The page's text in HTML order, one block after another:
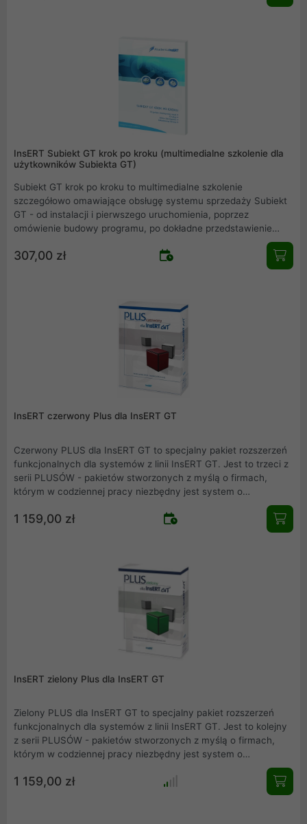
InsERT Subiekt GT krok po kroku (multimedialne szkolenie dla
użytkowników Subiekta GT)
Subiekt GT krok po kroku to multimedialne szkolenie
szczegółowo omawiające obsługę systemu sprzedaży Subiekt
GT - od instalacji i pierwszego uruchomienia, poprzez
omówienie budowy programu, po dokładne przedstawienie
kartotek, rozliczenia z kontrahentami, ustawienia wydruków
czy współpraca z urządzeniami zewnętrznymi (kasy i drukarki
wysyłać dane do oddziałów i do biura rachunkowego.
307,00 zł
InsERT czerwony Plus dla InsERT GT
Czerwony PLUS dla InsERT GT to specjalny pakiet rozszerzeń
funkcjonalnych dla systemów z linii InsERT GT. Jest to trzeci z
serii PLUSÓW - pakietów stworzonych z myślą o firmach,
którym w codziennej pracy niezbędny jest system o
rozbudowanej funkcjonalności. Przy wykorzystaniu PLUSÓW
możliwe jest stworzenie systemu spełniającego wymagania
1 159,00 zł
InsERT zielony Plus dla InsERT GT
Zielony PLUS dla InsERT GT to specjalny pakiet rozszerzeń
funkcjonalnych dla systemów z linii InsERT GT. Jest to kolejny
z serii PLUSÓW - pakietów stworzonych z myślą o firmach,
którym w codziennej pracy niezbędny jest system o
1 159,00 zł